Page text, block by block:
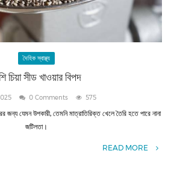
দৈহিক স্বাস্থ্য
চিয়া সীড খাওয়ার বিপদ
0 Comments 575
জন্য যেমন উপকারী, তেমনি মাত্রাতিরিক্ত খেলে তৈরি হতে পারে নানা
জটিলতা।
READ MORE